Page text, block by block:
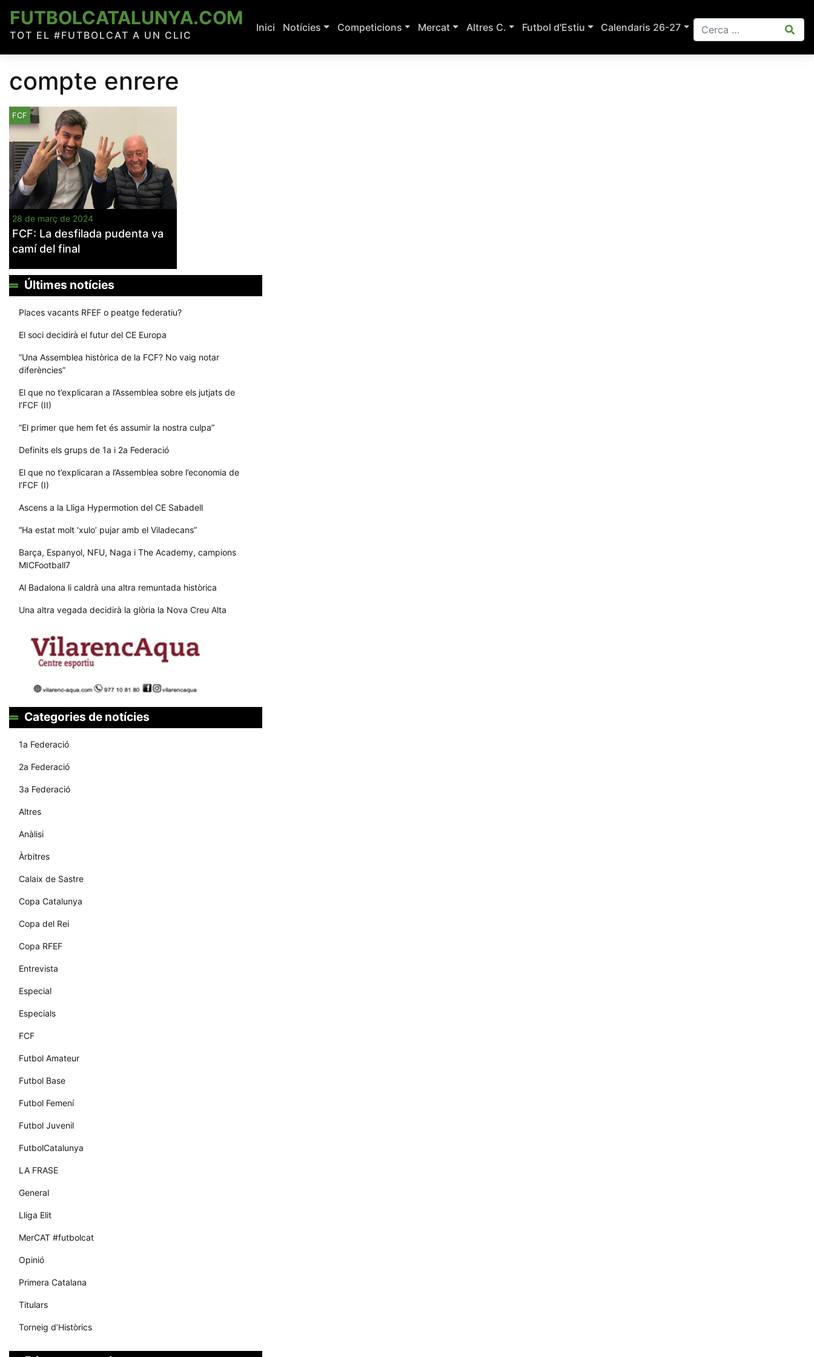
content
FUTBOLCATALUNYA.COM
TOT EL #FUTBOLCAT A UN CLIC
Inici Notícies Competicions Mercat Altres C. Futbol d'Estiu Calendaris 26-27
compte enrere
FCF
28 de març de 2024
FCF: La desfilada pudenta va
camí del final
Últimes notícies
Places vacants RFEF o peatge federatiu?
El soci decidirà el futur del CE Europa
“Una Assemblea històrica de la FCF? No vaig notar
diferències”
El que no t’explicaran a l’Assemblea sobre els jutjats de
l’FCF (II)
“El primer que hem fet és assumir la nostra culpa”
Definits els grups de 1a i 2a Federació
El que no t’explicaran a l’Assemblea sobre l’economia de
l’FCF (I)
Ascens a la Lliga Hypermotion del CE Sabadell
“Ha estat molt ‘xulo’ pujar amb el Viladecans”
Barça, Espanyol, NFU, Naga i The Academy, campions
MICFootball7
Al Badalona li caldrà una altra remuntada històrica
Una altra vegada decidirà la glòria la Nova Creu Alta
Categories de notícies
1a Federació
2a Federació
3a Federació
Altres
Anàlisi
Àrbitres
Calaix de Sastre
Copa Catalunya
Copa del Rei
Copa RFEF
Entrevista
Especial
Especials
FCF
Futbol Amateur
Futbol Base
Futbol Femení
Futbol Juvenil
FutbolCatalunya
LA FRASE
General
Lliga Elit
MerCAT #futbolcat
Opinió
Primera Catalana
Titulars
Torneig d’Històrics